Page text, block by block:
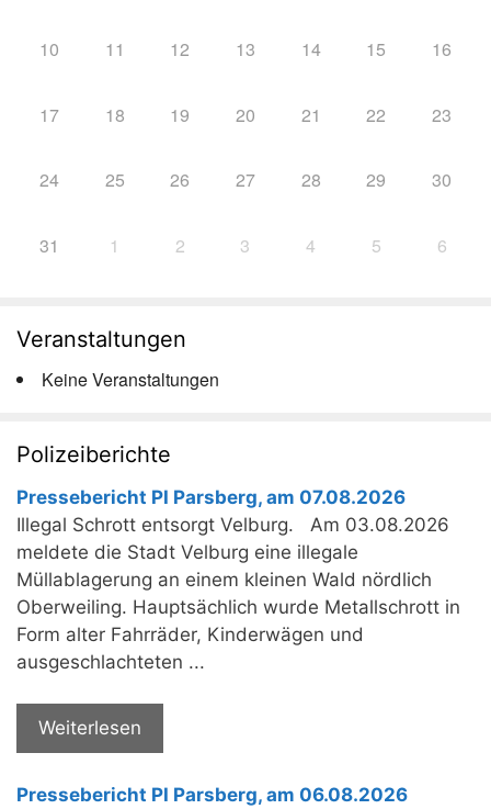
10 11 12 13 14 15 16
17 18 19 20 21 22 23
24 25 26 27 28 29 30
31 1 2 3 4 5 6
Veranstaltungen
Keine Veranstaltungen
Polizeiberichte
Pressebericht PI Parsberg, am 07.08.2026
Illegal Schrott entsorgt Velburg. Am 03.08.2026
meldete die Stadt Velburg eine illegale
Müllablagerung an einem kleinen Wald nördlich
Oberweiling. Hauptsächlich wurde Metallschrott in
Form alter Fahrräder, Kinderwägen und
ausgeschlachteten ...
Weiterlesen
Pressebericht PI Parsberg, am 06.08.2026